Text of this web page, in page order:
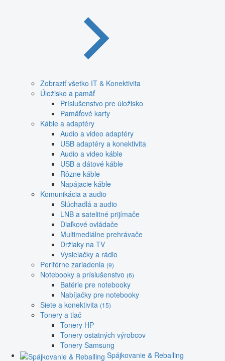
Zobraziť všetko IT & Konektivita
Úložisko a pamäť
Príslušenstvo pre úložisko
Pamäťové karty
Káble a adaptéry
Audio a video adaptéry
USB adaptéry a konektivita
Audio a video káble
USB a dátové káble
Rôzne káble
Napájacie káble
Komunikácia a audio
Slúchadlá a audio
LNB a satelitné prijímače
Diaľkové ovládače
Multimediálne prehrávače
Držiaky na TV
Vysielačky a rádio
Periférne zariadenia (9)
Notebooky a príslušenstvo (6)
Batérie pre notebooky
Nabíjačky pre notebooky
Siete a konektivita (15)
Tonery a tlač
Tonery HP
Tonery ostatných výrobcov
Tonery Samsung
Spájkovanie & Reballing